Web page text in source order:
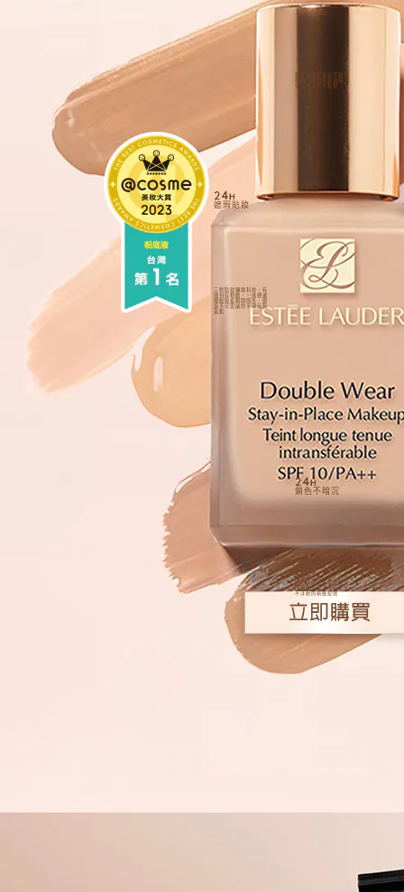
獨家專利控油抗汗微米
粉體，吸附多餘油脂，
全天零油光不脫妝
24H
遮瑕貼妝
三秒貼妝轉換科技，有
效封存粉體，一抹便讓
細紋瑕疵瞬間隱形，創
造不可思議的平滑無瑕
美肌
24H
鎖色不暗沉
超持妝原色科技，完全
貼合肌膚原色，上妝立
即鎖色，全天不暗沉，
不浮粉的精緻妝效